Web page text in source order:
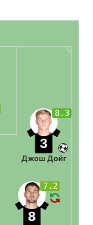
8.3
3
Джош Дойг
7.2
8